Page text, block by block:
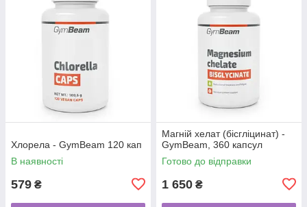
Хлорела - GymBeam 120 кап
В наявності
579 ₴
Магній хелат (бісгліцинат) -
GymBeam, 360 капсул
Готово до відправки
1 650 ₴